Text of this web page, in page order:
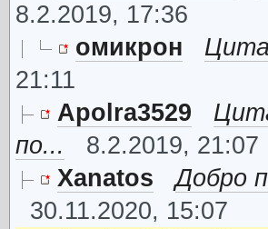
8.2.2019, 17:36
омикрон
21:11
Apolra3529
по...
8.2.2019, 21:07
Xanatos
Добро
30.11.2020, 15:07